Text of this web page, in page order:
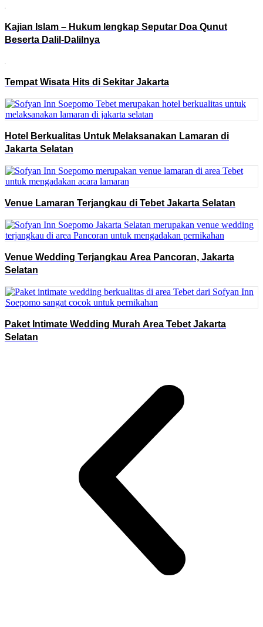
Kajian Islam – Hukum lengkap Seputar Doa Qunut
Beserta Dalil-Dalilnya
Tempat Wisata Hits di Sekitar Jakarta
Hotel Berkualitas Untuk Melaksanakan Lamaran di
Jakarta Selatan
Venue Lamaran Terjangkau di Tebet Jakarta Selatan
Venue Wedding Terjangkau Area Pancoran, Jakarta
Selatan
Paket Intimate Wedding Murah Area Tebet Jakarta
Selatan